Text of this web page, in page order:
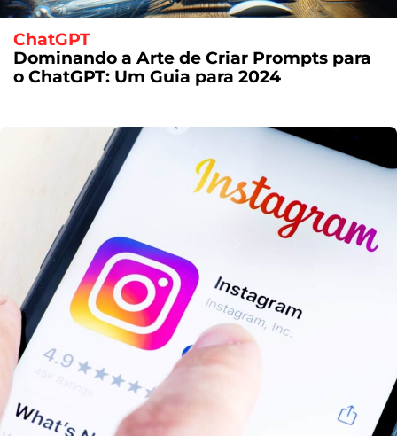
ChatGPT
Dominando a Arte de Criar Prompts para
o ChatGPT: Um Guia para 2024